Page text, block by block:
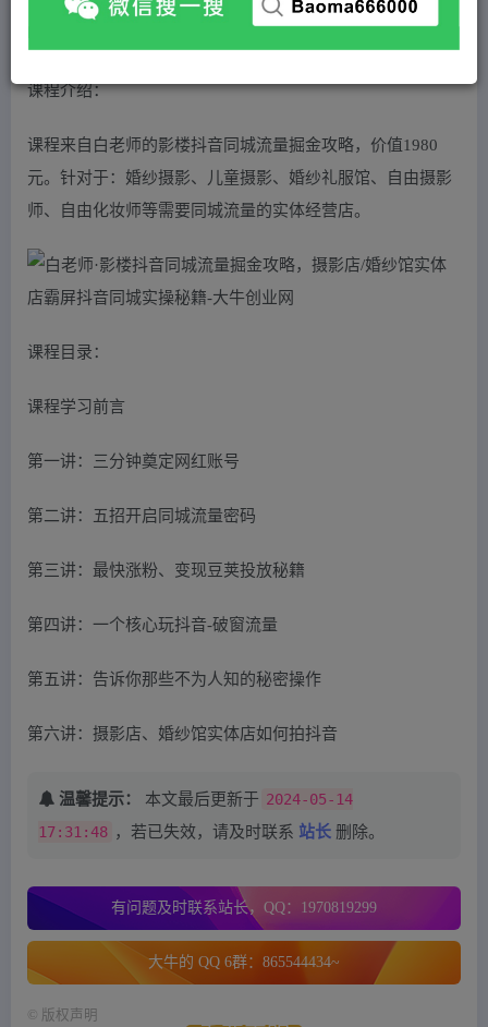
站长QQ：1970819299
课程介绍：
课程来自白老师的影楼抖音同城流量掘金攻略，价值1980
元。针对于：婚纱摄影、儿童摄影、婚纱礼服馆、自由摄影
师、自由化妆师等需要同城流量的实体经营店。
课程目录：
课程学习前言
第一讲：三分钟奠定网红账号
第二讲：五招开启同城流量密码
第三讲：最快涨粉、变现豆荚投放秘籍
第四讲：一个核心玩抖音-破窗流量
第五讲：告诉你那些不为人知的秘密操作
第六讲：摄影店、婚纱馆实体店如何拍抖音
温馨提示： 本文最后更新于 2024-05-14
17:31:48 ，若已失效，请及时联系 站长 删除。
有问题及时联系站长，QQ：1970819299
大牛的 QQ 6群：865544434~
版权声明